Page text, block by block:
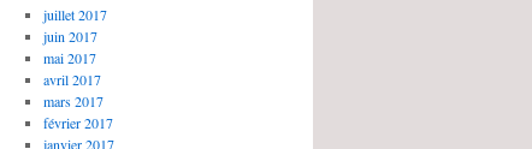
juillet 2017
juin 2017
mai 2017
avril 2017
mars 2017
février 2017
janvier 2017